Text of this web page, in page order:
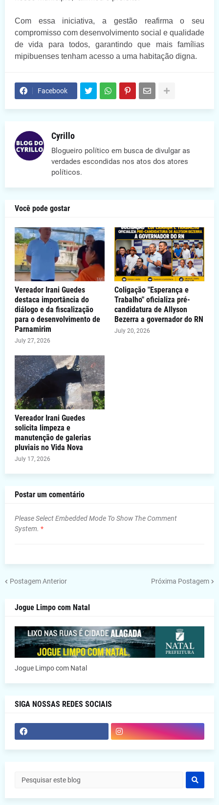
Com essa iniciativa, a gestão reafirma o seu
compromisso com desenvolvimento social e qualidade
de vida para todos, garantindo que mais famílias
mipibuenses tenham acesso a uma habitação digna.
Facebook
Cyrillo
Blogueiro político em busca de divulgar as
verdades escondidas nos atos dos atores
políticos.
Você pode gostar
Vereador Irani Guedes
destaca importância do
diálogo e da fiscalização
para o desenvolvimento de
Parnamirim
July 27, 2026
Coligação "Esperança e
Trabalho" oficializa pré-
candidatura de Allyson
Bezerra a governador do RN
July 20, 2026
Vereador Irani Guedes
solicita limpeza e
manutenção de galerias
pluviais no Vida Nova
July 17, 2026
Postar um comentário
Please Select Embedded Mode To Show The Comment
System. *
Postagem Anterior Próxima Postagem
Jogue Limpo com Natal
Jogue Limpo com Natal
SIGA NOSSAS REDES SOCIAIS